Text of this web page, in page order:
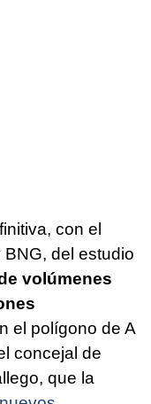
con el
del estudio
volúmenes
el polígono de A
concejal de
que la